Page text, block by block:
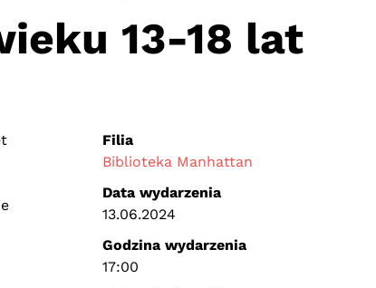
13-18 lat
Filia
Biblioteka Manhattan
Data wydarzenia
13.06.2024
Godzina wydarzenia
17:00